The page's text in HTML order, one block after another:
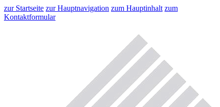
zur Startseite zur Hauptnavigation zum Hauptinhalt zum
Kontaktformular